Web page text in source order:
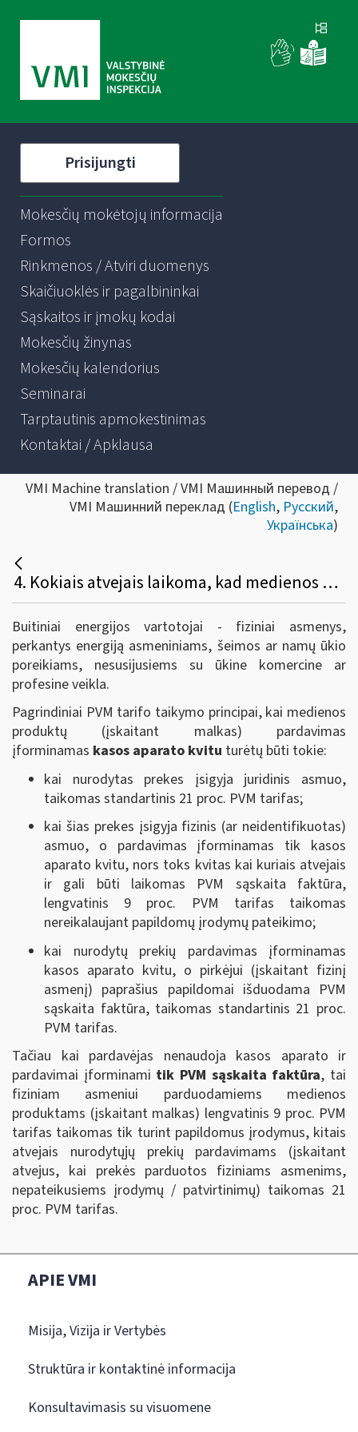
Prisijungti
Mokesčių mokėtojų informacija
Formos
Rinkmenos / Atviri duomenys
Skaičiuoklės ir pagalbininkai
Sąskaitos ir įmokų kodai
Mokesčių žinynas
Mokesčių kalendorius
Seminarai
Tarptautinis apmokestinimas
Kontaktai / Apklausa
VMI Machine translation / VMI Машинный перевод /
VMI Машинний переклад (English, Русский,
Українська)
4. Kokiais atvejais laikoma, kad medienos produktai (įskaitant malkas) parduodami buitiniams energijos vartotojams ir taikomas lengvatinis 9 proc. PVM tarifas?
Buitiniai energijos vartotojai - fiziniai asmenys,
perkantys energiją asmeniniams, šeimos ar namų ūkio
poreikiams, nesusijusiems su ūkine komercine ar
profesine veikla.
Pagrindiniai PVM tarifo taikymo principai, kai medienos
produktų (įskaitant malkas) pardavimas
įforminamas kasos aparato kvitu turėtų būti tokie:
kai nurodytas prekes įsigyja juridinis asmuo,
taikomas standartinis 21 proc. PVM tarifas;
kai šias prekes įsigyja fizinis (ar neidentifikuotas)
asmuo, o pardavimas įforminamas tik kasos
aparato kvitu, nors toks kvitas kai kuriais atvejais
ir gali būti laikomas PVM sąskaita faktūra,
lengvatinis 9 proc. PVM tarifas taikomas
nereikalaujant papildomų įrodymų pateikimo;
kai nurodytų prekių pardavimas įforminamas
kasos aparato kvitu, o pirkėjui (įskaitant fizinį
asmenį) paprašius papildomai išduodama PVM
sąskaita faktūra, taikomas standartinis 21 proc.
PVM tarifas.
Tačiau kai pardavėjas nenaudoja kasos aparato ir
pardavimai įforminami tik PVM sąskaita faktūra, tai
fiziniam asmeniui parduodamiems medienos
produktams (įskaitant malkas) lengvatinis 9 proc. PVM
tarifas taikomas tik turint papildomus įrodymus, kitais
atvejais nurodytųjų prekių pardavimams (įskaitant
atvejus, kai prekės parduotos fiziniams asmenims,
nepateikusiems įrodymų / patvirtinimų) taikomas 21
proc. PVM tarifas.
APIE VMI
Misija, Vizija ir Vertybės
Struktūra ir kontaktinė informacija
Konsultavimasis su visuomene